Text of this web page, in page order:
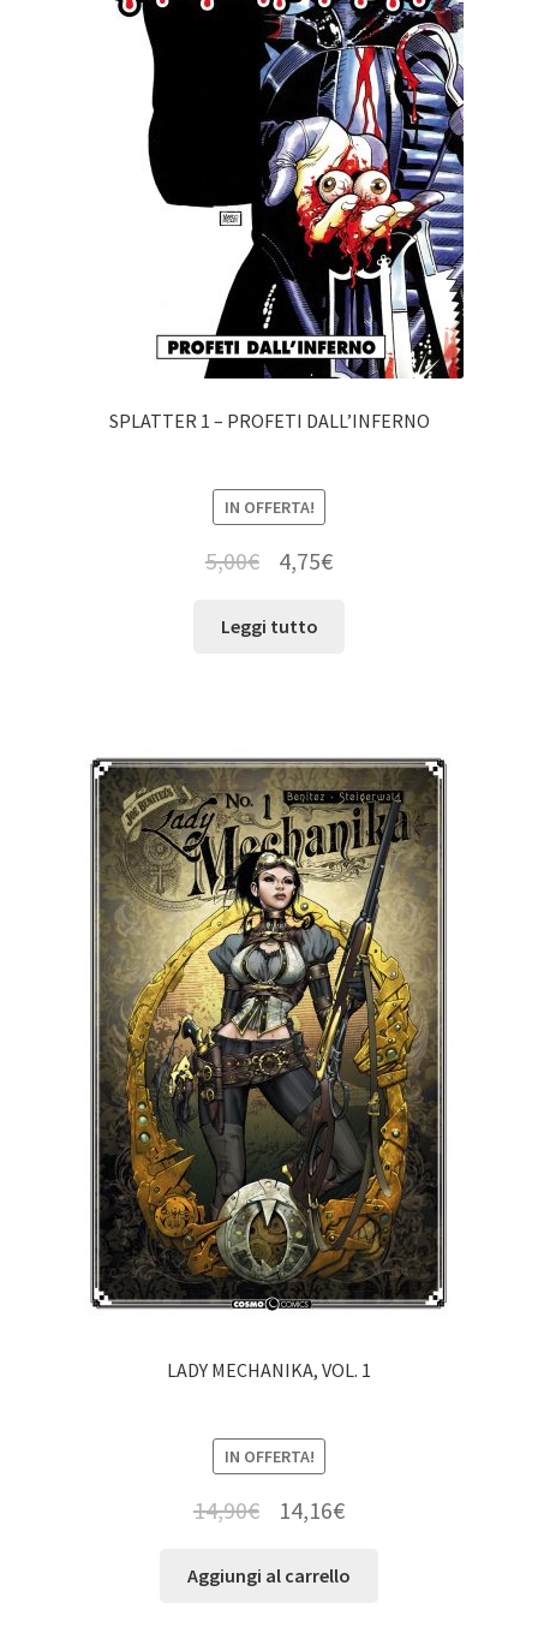
SPLATTER 1 – PROFETI DALL’INFERNO
IN OFFERTA!
5,00€ 4,75€
Leggi tutto
LADY MECHANIKA, VOL. 1
IN OFFERTA!
14,90€ 14,16€
Aggiungi al carrello